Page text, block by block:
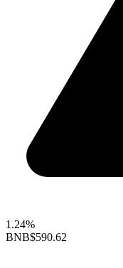
1.24%
BNB$590.62